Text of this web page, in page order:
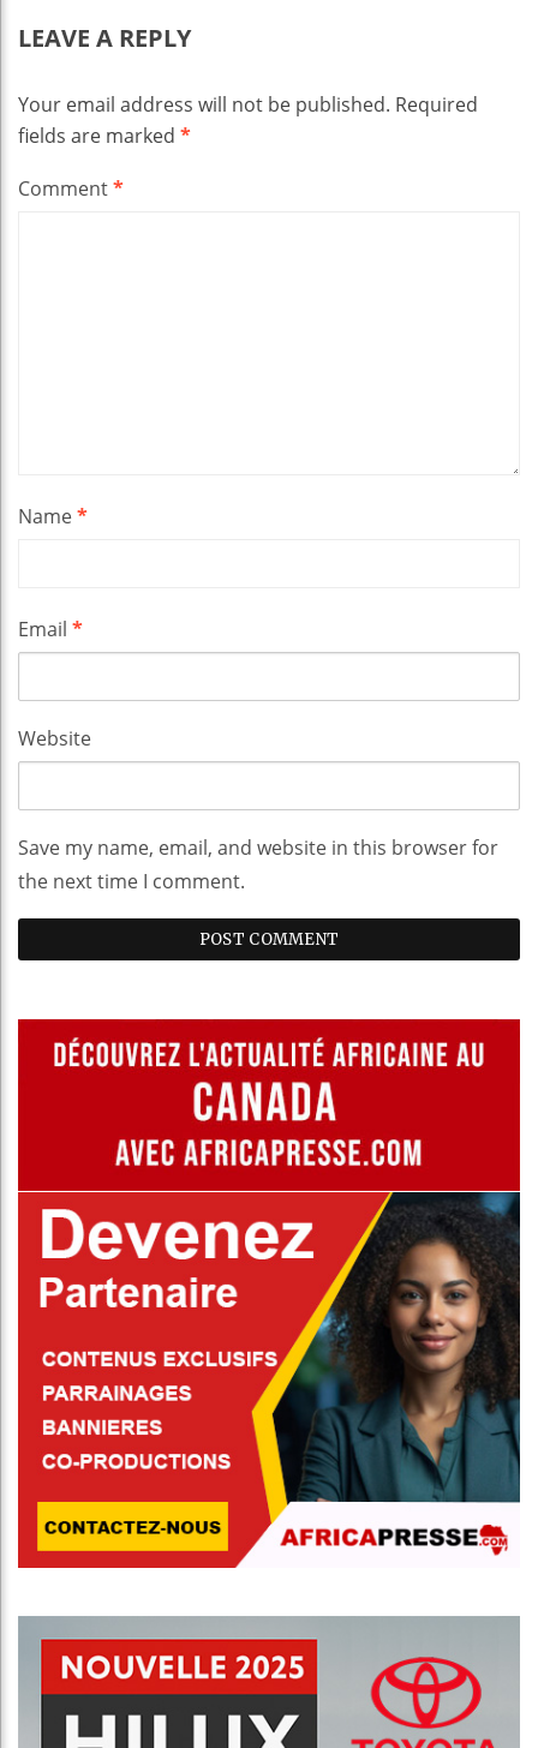
LEAVE A REPLY
Your email address will not be published. Required
fields are marked *
Comment*
Name*
Email *
Website
Save my name, email, and website in this browser for
the next time I comment.